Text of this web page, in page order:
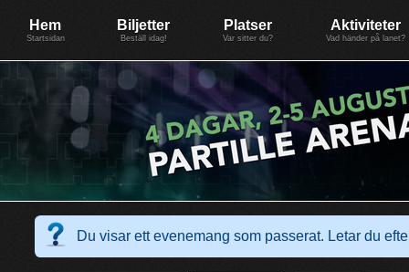
Hem
Startsidan
Biljetter
Beställ idag!
Platser
Var sitter du?
Aktiviteter
Vad händer på lanet?
Du visar ett evenemang som passerat. Letar du